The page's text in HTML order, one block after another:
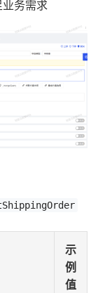
务需求
示
例
值